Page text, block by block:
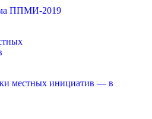
ППМИ-2019
местных инициатив — в